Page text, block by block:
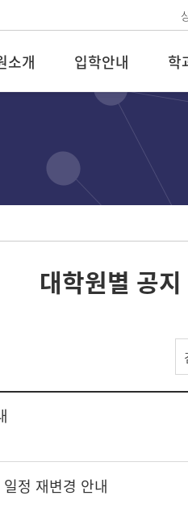
소개 입학안내 학
대학원별 공지
정 재변경 안내